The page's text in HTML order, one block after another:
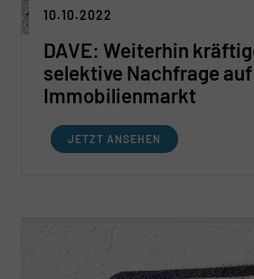
10.10.2022
DAVE: Weiterhin
selektive Nachfrage
Immobilienmarkt
JETZT ANSEHEN